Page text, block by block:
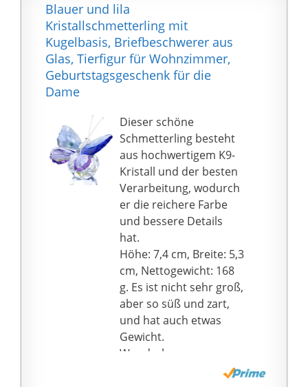
sehbehinderte
Menschen.
Blauer und lila
Kristallschmetterling mit
Kugelbasis, Briefbeschwerer aus
Glas, Tierfigur für Wohnzimmer,
Geburtstagsgeschenk für die
Dame
Dieser schöne
Schmetterling besteht
aus hochwertigem K9-
Kristall und der besten
Verarbeitung, wodurch
er die reichere Farbe
und bessere Details
hat.
Höhe: 7,4 cm, Breite: 5,3
cm, Nettogewicht: 168
g. Es ist nicht sehr groß,
aber so süß und zart,
und hat auch etwas
Gewicht.
Wunderbare